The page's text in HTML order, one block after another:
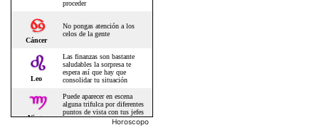
Horoscopo